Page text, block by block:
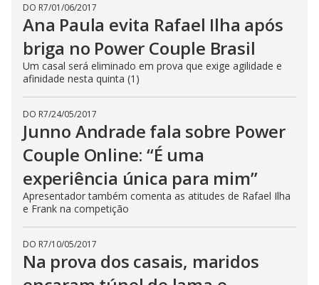
DO R7/01/06/2017
Ana Paula evita Rafael Ilha após
briga no Power Couple Brasil
Um casal será eliminado em prova que exige agilidade e
afinidade nesta quinta (1)
DO R7/24/05/2017
Junno Andrade fala sobre Power
Couple Online: “É uma
experiência única para mim”
Apresentador também comenta as atitudes de Rafael Ilha
e Frank na competição
DO R7/10/05/2017
Na prova dos casais, maridos